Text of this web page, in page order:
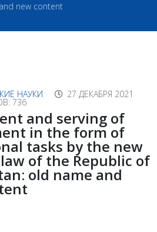
new content
НАУКИ 27 ДЕКАБРЯ 2021
736
and serving of
in the form of
tasks by the new
of the Republic of
old name and